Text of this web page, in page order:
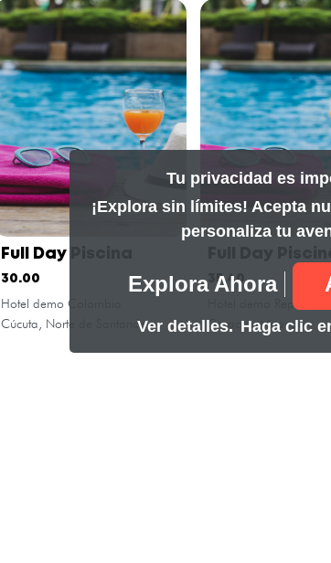
Full Day Piscina
30.00
Hotel demo Colombia
Cúcuta, Norte de Santander
35.40
Hotel demo Rep.
Caracas, Miranda
Tu privacidad es
¡Explora sin límites! Acepta
personaliza tu
Explora Ahora
Ver detalles. Haga clic